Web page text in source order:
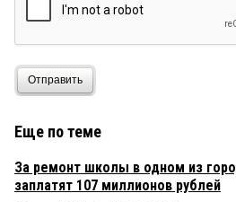
Отправить
Еще по теме
За ремонт школы в одном из
заплатят 107 миллионов рублей